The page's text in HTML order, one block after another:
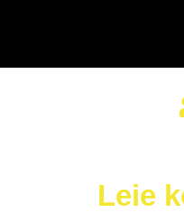
Leie